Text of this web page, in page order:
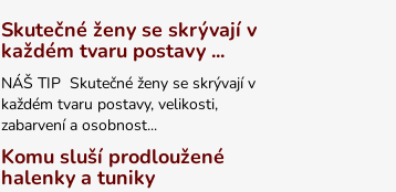
Skutečné ženy se skrývají v
každém tvaru postavy ...
NÁŠ TIP Skutečné ženy se skrývají v
každém tvaru postavy, velikosti,
zabarvení a osobnost...
Komu sluší prodloužené
halenky a tuniky